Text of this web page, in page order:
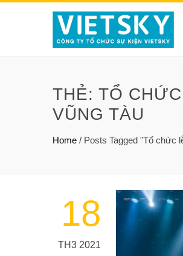
THẺ: TỔ
VŨNG TÀU
Home / Posts Tagged "Tổ chức
18
TH3 2021